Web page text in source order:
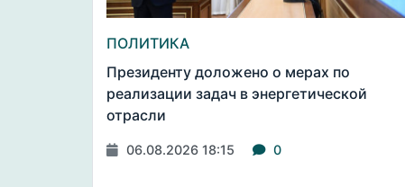
ПОЛИТИКА
Президенту доложено о мерах по
реализации задач в энергетической
отрасли
06.08.2026 18:15 0